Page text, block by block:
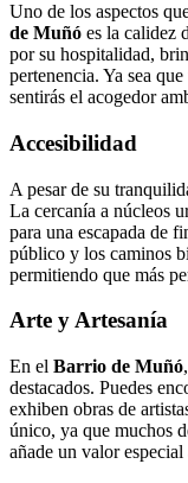
Uno de los aspectos
de Muñó es la calidez
por su hospitalidad,
pertenencia. Ya sea
sentirás el acogedor
Accesibilidad
A pesar de su
La cercanía a núcleos
para una escapada de
público y los caminos
permitiendo que más
Arte y Artesanía
En el Barrio de Muñó
destacados. Puedes
exhiben obras de
único, ya que muchos
añade un valor